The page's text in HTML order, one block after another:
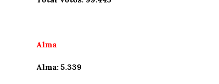
Alma
Alma: 5.339